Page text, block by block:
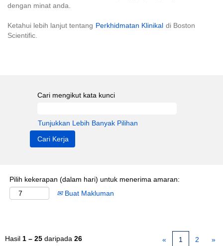
dengan minat anda.
Ketahui lebih lanjut tentang Perkhidmatan Klinikal di Boston
Scientific.
Cari mengikut kata kunci
Tunjukkan Lebih Banyak Pilihan
Pilih kekerapan (dalam hari) untuk menerima amaran:
Buat Makluman
Hasil 1 – 25 daripada 26 « 1 2 »